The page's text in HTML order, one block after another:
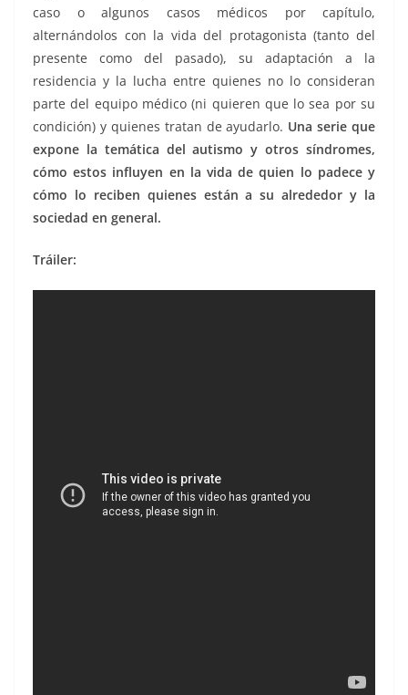
caso o algunos casos médicos por capítulo,
alternándolos con la vida del protagonista (tanto del
presente como del pasado), su adaptación a la
residencia y la lucha entre quienes no lo consideran
parte del equipo médico (ni quieren que lo sea por su
condición) y quienes tratan de ayudarlo. Una serie que
expone la temática del autismo y otros síndromes,
cómo estos influyen en la vida de quien lo padece y
cómo lo reciben quienes están a su alrededor y la
sociedad en general.
Tráiler: